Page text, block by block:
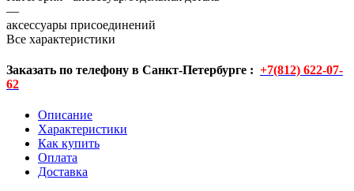
—
аксессуары присоединений
Все характеристики
Заказать по телефону в Санкт-Петербурге : +7(812) 622-07-
62
Описание
Характеристики
Как купить
Оплата
Доставка